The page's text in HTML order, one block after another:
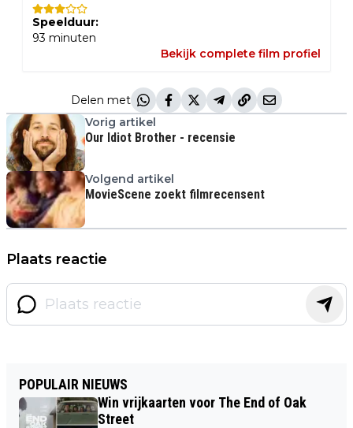
Speelduur:
93 minuten
Bekijk complete film profiel
Delen met
Vorig artikel
Our Idiot Brother - recensie
Volgend artikel
MovieScene zoekt filmrecensent
Plaats reactie
POPULAIR NIEUWS
Win vrijkaarten voor The End of Oak
Street